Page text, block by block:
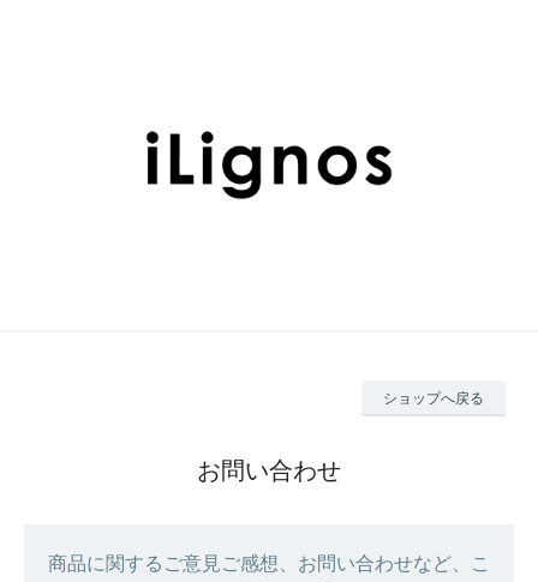
ショップへ戻る
お問い合わせ
商品に関するご意見ご感想、お問い合わせなど、こ